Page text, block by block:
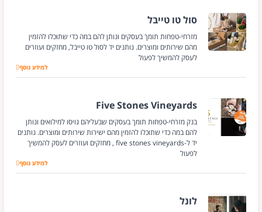
סול טו טייבל
מזרחי-טפחות תומך בעסקים ונותן להם במה כדי שתוכלו להזמין
מהם שירותים ומוצרים. נותנים יד לסול טו טייבל, מחזקים ועוזרים
לעסק להמשיך לפעול
סול טו טייבל
למידע נוסף
Five Stones Vineyards
בנק מזרחי-טפחות תומך בעסקים שבעליהם גויסו למילואים ונותן
להם במה כדי שתוכלו להזמין מהם ישירות שירותים ומוצרים. נותנים
יד ל-five stones vineyards , מחזקים ועוזרים לעסק להמשיך
לפעול
Vineyards
למידע נוסף
לונל